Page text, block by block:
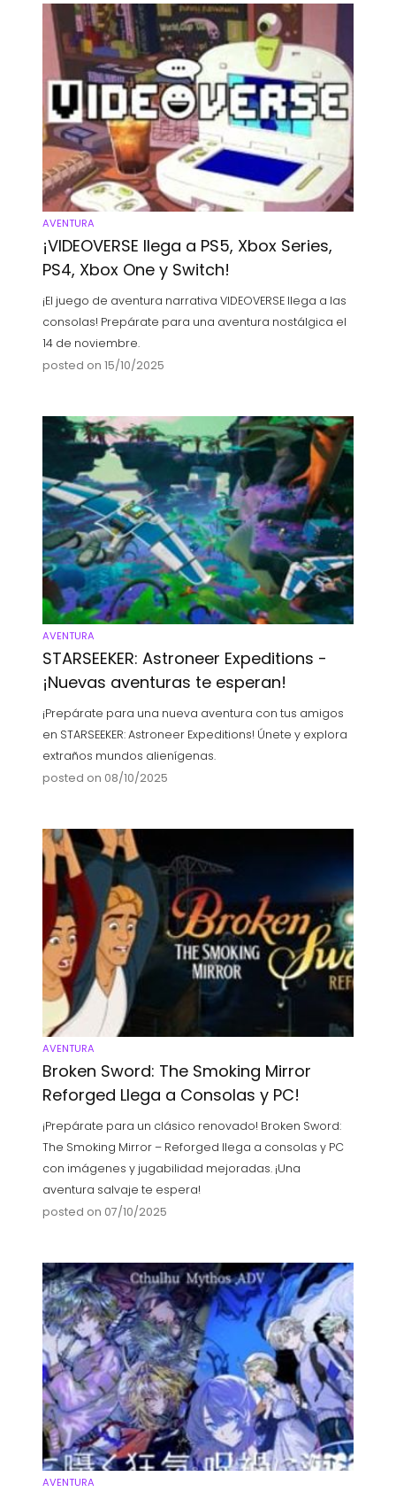
AVENTURA
¡VIDEOVERSE llega a PS5, Xbox Series,
PS4, Xbox One y Switch!
¡El juego de aventura narrativa VIDEOVERSE llega a las
consolas! Prepárate para una aventura nostálgica el
14 de noviembre.
posted on 15/10/2025
AVENTURA
STARSEEKER: Astroneer Expeditions -
¡Nuevas aventuras te esperan!
¡Prepárate para una nueva aventura con tus amigos
en STARSEEKER: Astroneer Expeditions! Únete y explora
extraños mundos alienígenas.
posted on 08/10/2025
AVENTURA
Broken Sword: The Smoking Mirror
Reforged Llega a Consolas y PC!
¡Prepárate para un clásico renovado! Broken Sword:
The Smoking Mirror – Reforged llega a consolas y PC
con imágenes y jugabilidad mejoradas. ¡Una
aventura salvaje te espera!
posted on 07/10/2025
AVENTURA